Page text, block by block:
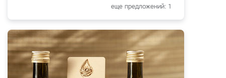
еще предложений: 1